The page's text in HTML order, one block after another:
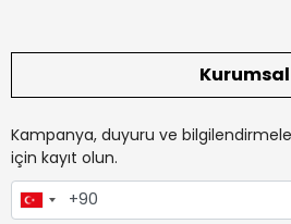
Kurumsal
Kampanya, duyuru ve
için kayıt olun.